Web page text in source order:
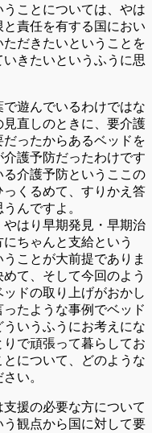
ことについては、やは
責任を有する国におい
だきたいということを
きたいというふうに思
遊んでいるわけではな
直しのときに、要介護
ったからあるベッドを
護予防だったわけです
介護予防というここの
くるめて、すりかえ答
んですよ。
はり早期発見・早期治
ちゃんと支給という
ことが大前提でありま
て、そして今回のよう
ドの取り上げがおかし
たような事例でベッド
いうふうにお考えにな
で頑張って暮らしてお
について、どのような
い。
援の必要な方について
観点から国に対して要